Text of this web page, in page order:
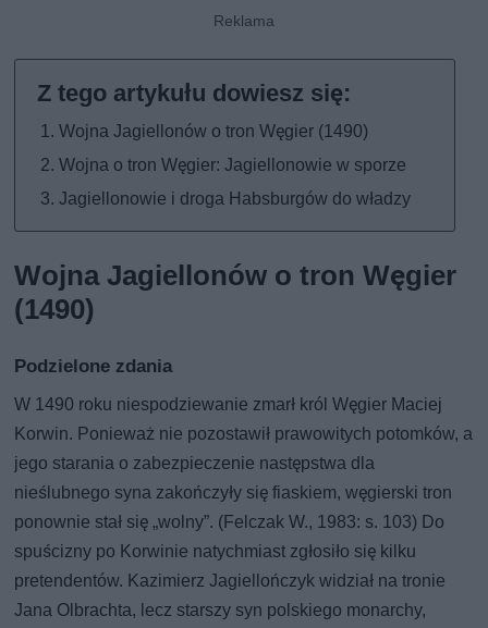
Wojna Jagiellonów o tron Węgier (1490)
Wojna o tron Węgier: Jagiellonowie w sporze
Jagiellonowie i droga Habsburgów do władzy
Wojna Jagiellonów o tron Węgier
(1490)
Podzielone zdania
W 1490 roku niespodziewanie zmarł król Węgier Maciej
Korwin. Ponieważ nie pozostawił prawowitych potomków, a
jego starania o zabezpieczenie następstwa dla
nieślubnego syna zakończyły się fiaskiem, węgierski tron
ponownie stał się „wolny”. (Felczak W., 1983: s. 103) Do
spuścizny po Korwinie natychmiast zgłosiło się kilku
pretendentów. Kazimierz Jagiellończyk widział na tronie
Jana Olbrachta, lecz starszy syn polskiego monarchy,